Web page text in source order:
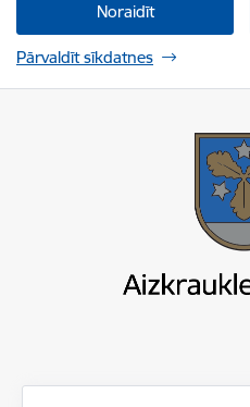
Noraidīt
Pārvaldīt sīkdatnes